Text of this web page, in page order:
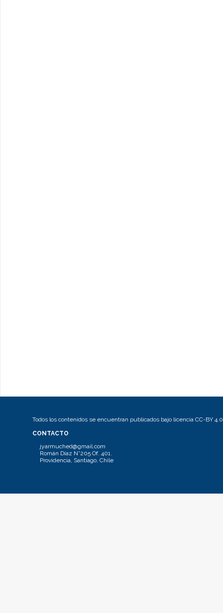
Todos los contenidos se encuentran publicados bajo licencia CC-BY 4.0
CONTACTO
jyarmuched@gmail.com
Román Díaz N°205 Of. 401.
Providencia, Santiago, Chile